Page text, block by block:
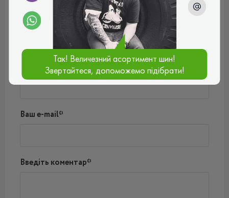
Відгуки (0)
Поки немає коментарів
Написати коментар
Ваш e-mail*
Введіть коментар*
Так! Величезний асортимент шин!
Звертайтеся, допоможемо підібрати!